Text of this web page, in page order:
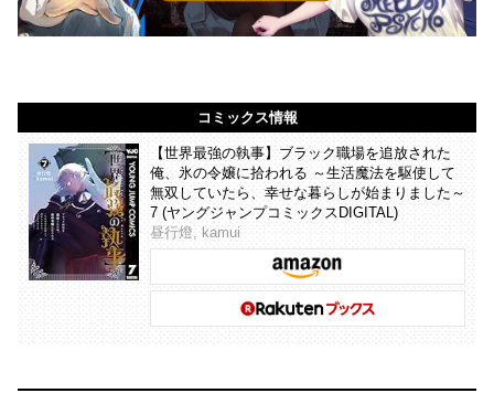
コミックス情報
【世界最強の執事】ブラック職場を追放された
俺、氷の令嬢に拾われる ～生活魔法を駆使して
無双していたら、幸せな暮らしが始まりました～
7 (ヤングジャンプコミックスDIGITAL)
昼行燈, kamui